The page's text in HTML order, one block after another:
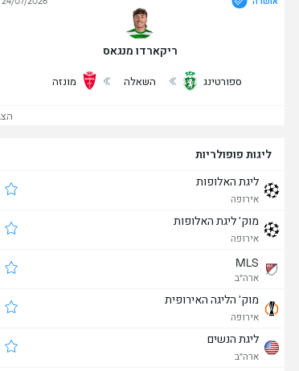
ריקארדו מנגאס
ספורטינג השאלה מונזה
ליגות פופולריות
ליגת האלופות
אירופה
מוק' ליגת האלופות
אירופה
MLS
ארה"ב
מוק' הליגה האירופית
אירופה
ליגת הנשים
ארה"ב